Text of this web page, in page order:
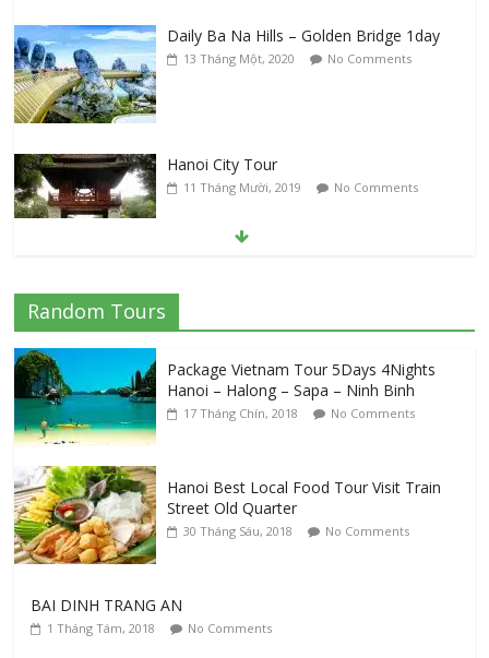
Daily Ba Na Hills – Golden Bridge 1day
13 Tháng Một, 2020 No Comments
Hanoi City Tour
11 Tháng Mười, 2019 No Comments
Good Information For Traveling In Sapa
Visiting Snorkeling 3 Popular Island Phu
Random Tours
Package Vietnam Tour 5Days 4Nights
Hanoi – Halong – Sapa – Ninh Binh
17 Tháng Chín, 2018 No Comments
Hanoi Best Local Food Tour Visit Train
Street Old Quarter
30 Tháng Sáu, 2018 No Comments
BAI DINH TRANG AN
1 Tháng Tám, 2018 No Comments